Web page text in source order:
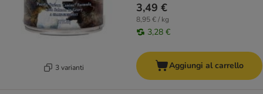
3 varianti
3,49 €
8,95 € / kg
3,28 €
Aggiungi al carrello